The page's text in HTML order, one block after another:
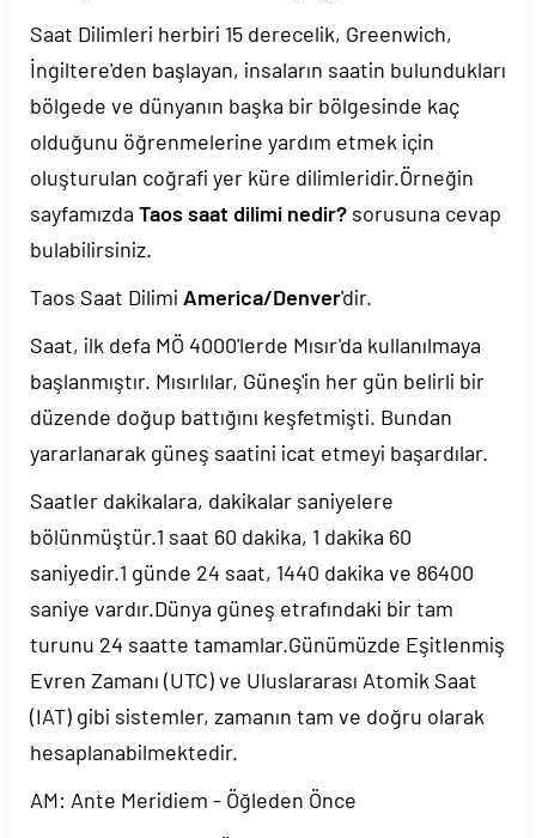
Saat Dilimleri herbiri 15 derecelik, Greenwich,
İngiltere'den başlayan, insaların saatin bulundukları
bölgede ve dünyanın başka bir bölgesinde kaç
olduğunu öğrenmelerine yardım etmek için
oluşturulan coğrafi yer küre dilimleridir.Örneğin
sayfamızda Taos saat dilimi nedir? sorusuna cevap
bulabilirsiniz.
Taos Saat Dilimi America/Denver'dir.
Saat, ilk defa MÖ 4000'lerde Mısır'da kullanılmaya
başlanmıştır. Mısırlılar, Güneş'in her gün belirli bir
düzende doğup battığını keşfetmişti. Bundan
yararlanarak güneş saatini icat etmeyi başardılar.
Saatler dakikalara, dakikalar saniyelere
bölünmüştür.1 saat 60 dakika, 1 dakika 60
saniyedir.1 günde 24 saat, 1440 dakika ve 86400
saniye vardır.Dünya güneş etrafındaki bir tam
turunu 24 saatte tamamlar.Günümüzde Eşitlenmiş
Evren Zamanı (UTC) ve Uluslararası Atomik Saat
(IAT) gibi sistemler, zamanın tam ve doğru olarak
hesaplanabilmektedir.
AM: Ante Meridiem - Öğleden Önce